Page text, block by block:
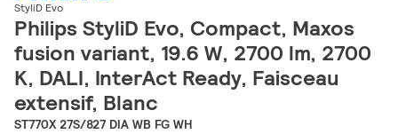
StyliD Evo
Philips StyliD Evo, Compact, Maxos
fusion variant, 19.6 W, 2700 lm, 2700
K, DALI, InterAct Ready, Faisceau
extensif, Blanc
ST770X 27S/827 DIA WB FG WH